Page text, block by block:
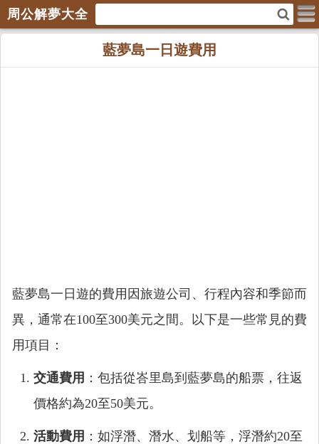
周公解夢大全
藍夢島一日遊費用
藍夢島一日遊的費用因旅遊公司、行程內容和季節而
異，通常在100至300美元之間。以下是一些常見的費
用項目：
交通費用 ：包括從峇里島到藍夢島的船票，往返
價格約為20至50美元。
活動費用 ：如浮潛、潛水、划船等，浮潛約20至